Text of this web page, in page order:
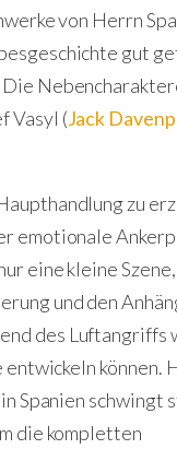
von Herrn
gut
Vasyl (Jack
zu
emotionale
eine kleine
und den
des Luftangriffs
können.
Spanien schwingt
die kompletten